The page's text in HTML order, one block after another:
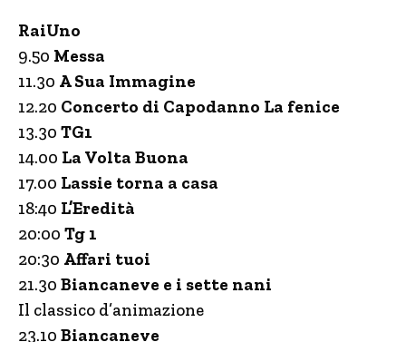
RaiUno
9.50 Messa
11.30 A Sua Immagine
12.20 Concerto di Capodanno La fenice
13.30 TG1
14.00 La Volta Buona
17.00 Lassie torna a casa
18:40 L’Eredità
20:00 Tg 1
20:30 Affari tuoi
21.30 Biancaneve e i sette nani
Il classico d’animazione
23.10 Biancaneve